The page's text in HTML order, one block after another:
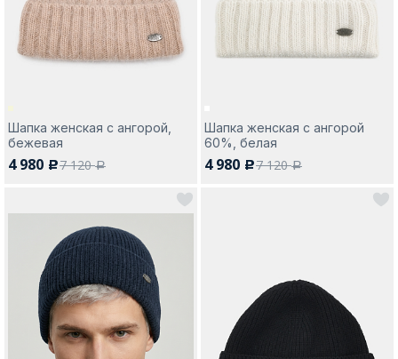
Да, все верно Изменить город
О компании
Покупателям
Шапка женская с ангорой,
бежевая
4 980 c7 120a
Шапка женская с ангорой
60%, белая
4 980 c7 120a